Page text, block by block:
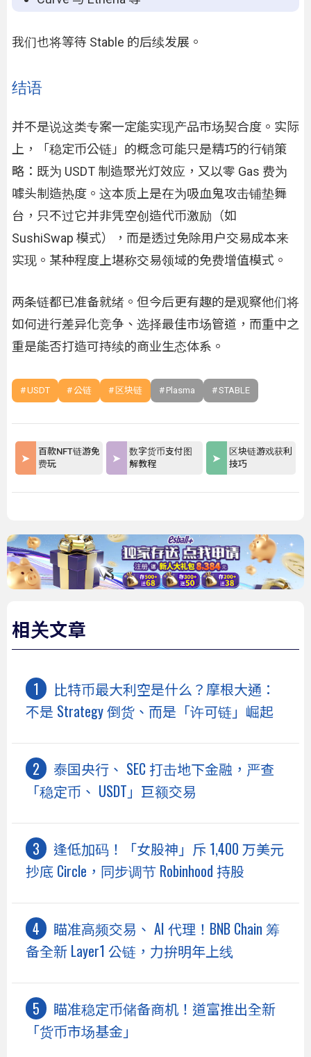
我们也将等待 Stable 的后续发展。
结语
并不是说这类专案一定能实现产品市场契合度。实际
上，「稳定币公链」的概念可能只是精巧的行销策
略：既为 USDT 制造聚光灯效应，又以零 Gas 费为
噱头制造热度。这本质上是在为吸血鬼攻击铺垫舞
台，只不过它并非凭空创造代币激励（如
SushiSwap 模式），而是透过免除用户交易成本来
实现。某种程度上堪称交易领域的免费增值模式。
两条链都已准备就绪。但今后更有趣的是观察他们将
如何进行差异化竞争、选择最佳市场管道，而重中之
重是能否打造可持续的商业生态体系。
USDT 公链 区块链 Plasma STABLE
百款NFT链游免
费玩
数字货币支付图
解教程
区块链游戏获利
技巧
相关文章
比特币最大利空是什么？摩根大通：
不是 Strategy 倒货、而是「许可链」崛起
泰国央行、 SEC 打击地下金融，严查
「稳定币、 USDT」巨额交易
逢低加码！「女股神」斥 1,400 万美元
抄底 Circle，同步调节 Robinhood 持股
瞄准高频交易、 AI 代理！BNB Chain 筹
备全新 Layer1 公链，力拚明年上线
瞄准稳定币储备商机！道富推出全新
「货币市场基金」